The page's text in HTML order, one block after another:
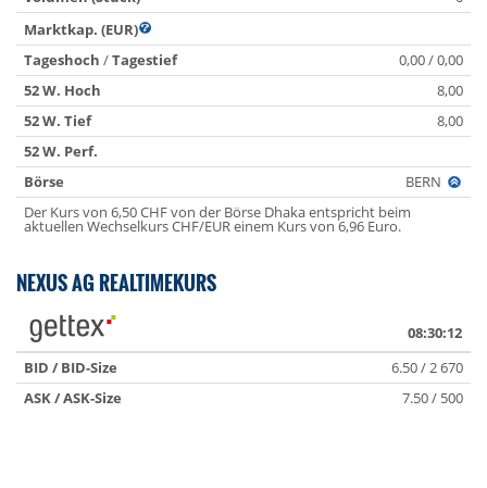
Marktkap. (EUR)
Tageshoch /Tagestief
0,00 / 0,00
52 W. Hoch
8,00
52 W. Tief
8,00
52 W. Perf.
Börse
BERN
Der Kurs von 6,50 CHF von der Börse Dhaka entspricht beim
aktuellen Wechselkurs CHF/EUR einem Kurs von 6,96 Euro.
NEXUS AG REALTIMEKURS
08:30:12
BID / BID-Size
6.50 / 2 670
ASK / ASK-Size
7.50 / 500